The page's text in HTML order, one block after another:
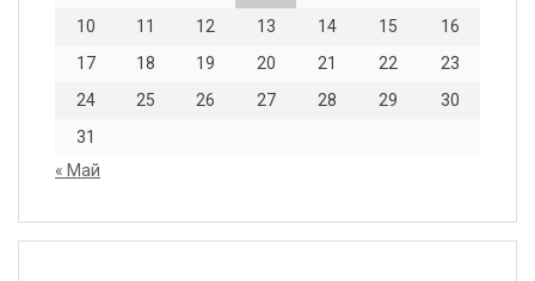
10
11 12 13 14 15
16
17
18 19 20 21 22
23
24
25 26 27 28 29
30
31
« Май